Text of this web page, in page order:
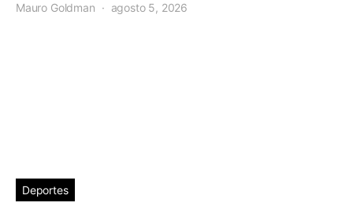
Mauro Goldman agosto 5, 2026
Deportes